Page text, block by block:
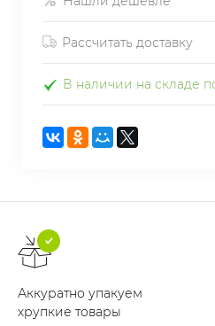
Рассчитать доставку
В наличии на складе
Аккуратно упакуем
хрупкие товары